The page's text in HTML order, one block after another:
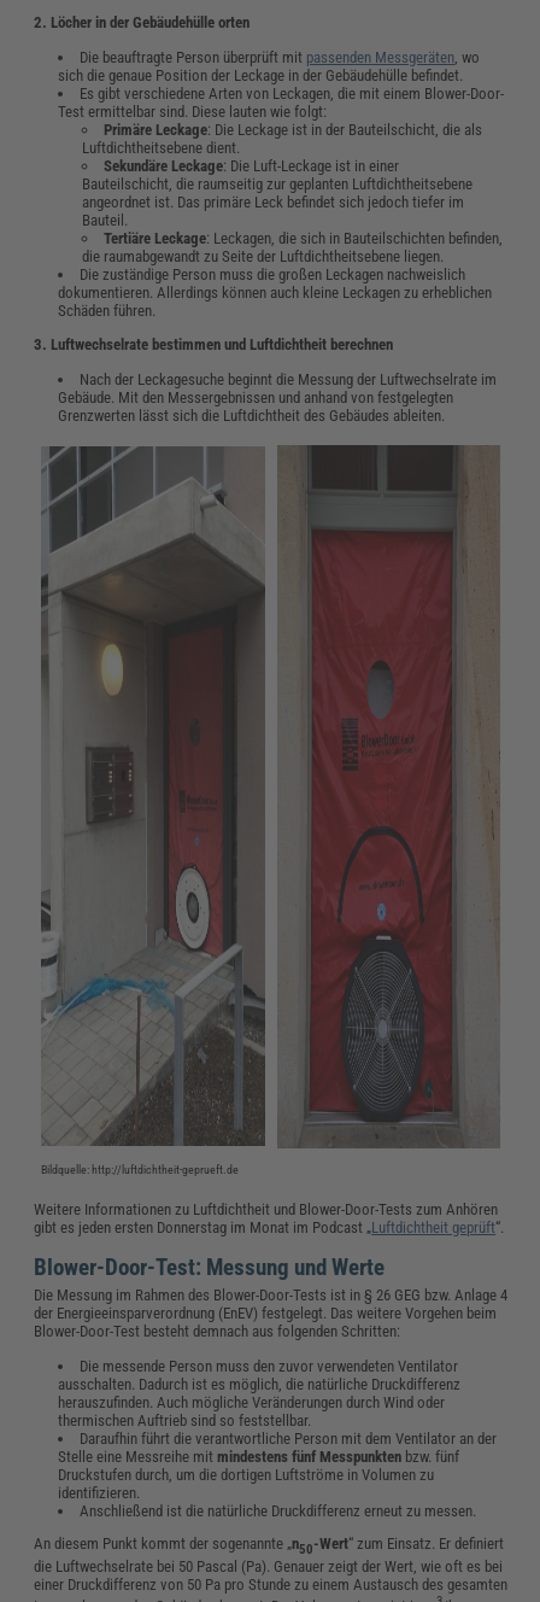
2. Löcher in der Gebäudehülle orten
Die beauftragte Person überprüft mit passenden Messgeräten, wo
sich die genaue Position der Leckage in der Gebäudehülle befindet.
Es gibt verschiedene Arten von Leckagen, die mit einem Blower-Door-
Test ermittelbar sind. Diese lauten wie folgt:
Primäre Leckage: Die Leckage ist in der Bauteilschicht, die als
Luftdichtheitsebene dient.
Sekundäre Leckage: Die Luft-Leckage ist in einer
Bauteilschicht, die raumseitig zur geplanten Luftdichtheitsebene
angeordnet ist. Das primäre Leck befindet sich jedoch tiefer im
Bauteil.
Tertiäre Leckage: Leckagen, die sich in Bauteilschichten befinden,
die raumabgewandt zu Seite der Luftdichtheitsebene liegen.
Die zuständige Person muss die großen Leckagen nachweislich
dokumentieren. Allerdings können auch kleine Leckagen zu erheblichen
Schäden führen.
3. Luftwechselrate bestimmen und Luftdichtheit berechnen
Nach der Leckagesuche beginnt die Messung der Luftwechselrate im
Gebäude. Mit den Messergebnissen und anhand von festgelegten
Grenzwerten lässt sich die Luftdichtheit des Gebäudes ableiten.
Bildquelle: http://luftdichtheit-geprueft.de
Weitere Informationen zu Luftdichtheit und Blower-Door-Tests zum Anhören
gibt es jeden ersten Donnerstag im Monat im Podcast „Luftdichtheit geprüft“.
Blower-Door-Test: Messung und Werte
Die Messung im Rahmen des Blower-Door-Tests ist in § 26 GEG bzw. Anlage 4
der Energieeinsparverordnung (EnEV) festgelegt. Das weitere Vorgehen beim
Blower-Door-Test besteht demnach aus folgenden Schritten:
Die messende Person muss den zuvor verwendeten Ventilator
ausschalten. Dadurch ist es möglich, die natürliche Druckdifferenz
herauszufinden. Auch mögliche Veränderungen durch Wind oder
thermischen Auftrieb sind so feststellbar.
Daraufhin führt die verantwortliche Person mit dem Ventilator an der
Stelle eine Messreihe mit mindestens fünf Messpunkten bzw. fünf
Druckstufen durch, um die dortigen Luftströme in Volumen zu
identifizieren.
Anschließend ist die natürliche Druckdifferenz erneut zu messen.
An diesem Punkt kommt der sogenannte „n50-Wert“ zum Einsatz. Er definiert
die Luftwechselrate bei 50 Pascal (Pa). Genauer zeigt der Wert, wie oft es bei
einer Druckdifferenz von 50 Pa pro Stunde zu einem Austausch des gesamten